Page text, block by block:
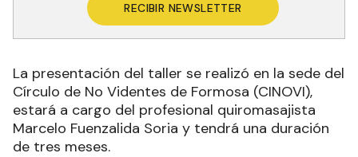
RECIBIR NEWSLETTER
La presentación del taller se realizó en la sede del
Círculo de No Videntes de Formosa (CINOVI),
estará a cargo del profesional quiromasajista
Marcelo Fuenzalida Soria y tendrá una duración
de tres meses.